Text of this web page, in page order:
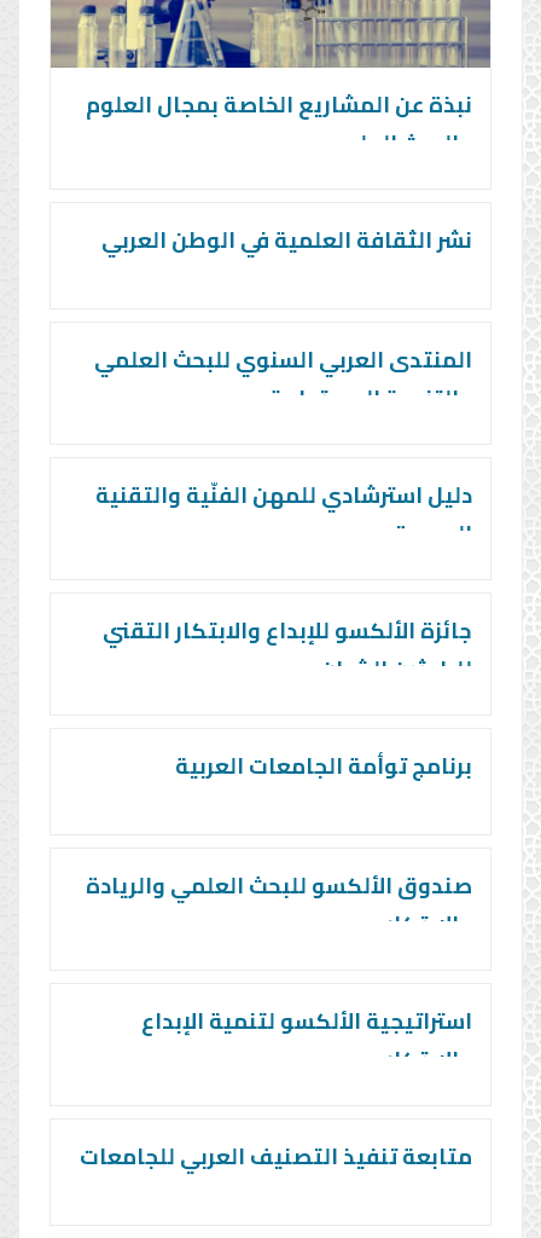
نبذة عن المشاريع الخاصة بمجال العلوم
والبحث العلمي
نشر الثقافة العلمية في الوطن العربي
المنتدى العربي السنوي للبحث العلمي
والتنمية المستدامة
دليل استرشادي للمهن الفنّية والتقنية
الجديدة
جائزة الألكسو للإبداع والابتكار التقني
للباحثين الشبان
برنامج توأمة الجامعات العربية
صندوق الألكسو للبحث العلمي والريادة
والابتكار
استراتيجية الألكسو لتنمية الإبداع
والابتكار
متابعة تنفيذ التصنيف العربي للجامعات